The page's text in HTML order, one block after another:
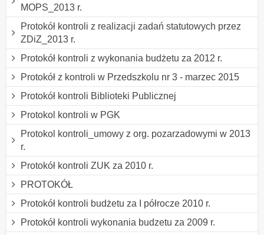
MOPS_2013 r.
Protokół kontroli z realizacji zadań statutowych przez
ZDiZ_2013 r.
Protokół kontroli z wykonania budżetu za 2012 r.
Protokół z kontroli w Przedszkolu nr 3 - marzec 2015
Protokół kontroli Biblioteki Publicznej
Protokol kontroli w PGK
Protokol kontroli_umowy z org. pozarzadowymi w 2013
r.
Protokół kontroli ZUK za 2010 r.
PROTOKÓŁ
Protokół kontroli budżetu za I półrocze 2010 r.
Protokół kontroli wykonania budzetu za 2009 r.